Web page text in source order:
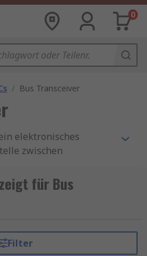
0
/ Bus Transceiver
elektronisches
zwischen
Übertragung von
Geräten und
sind in der Lage,
in
schnelle und
für Bus
Filter